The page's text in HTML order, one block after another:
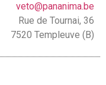
veto@pananima.be
Rue de Tournai, 36
7520 Templeuve (B)